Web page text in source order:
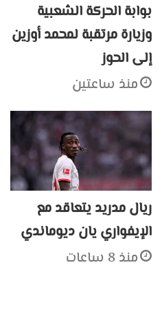
بوابة الحركة الشعبية
وزيارة مرتقبة لمحمد أوزين
إلى الحوز
منذ ساعتين
ريال مدريد يتعاقد مع
الإيفواري يان ديوماندي
منذ 8 ساعات